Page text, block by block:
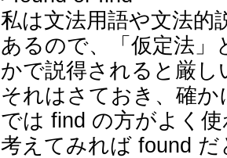
私は文法用語や文法的
あるので、「仮定法」
かで説得されると厳し
それはさておき、確
では find の方がよく
考えてみれば found